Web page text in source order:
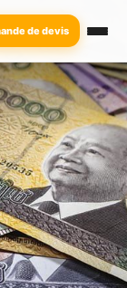
de devis